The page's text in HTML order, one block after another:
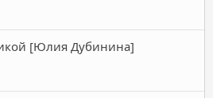
[Юлия Дубинина]